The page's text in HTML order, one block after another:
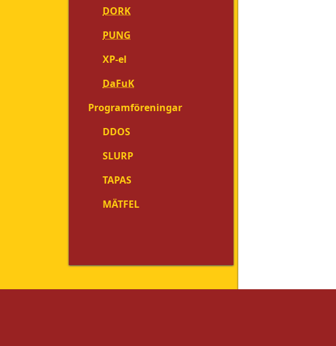
DORK
PUNG
XP-el
DaFuK
Programföreningar
DDOS
SLURP
TAPAS
MÄTFEL